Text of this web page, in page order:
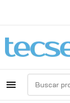
